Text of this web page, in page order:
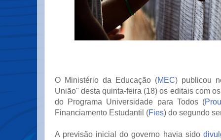
O Ministério da Educação (MEC) publicou
União" desta quinta-feira (18) os editais com
do Programa Universidade para Todos (
Financiamento Estudantil (Fies) do segundo
A previsão inicial do governo havia sido